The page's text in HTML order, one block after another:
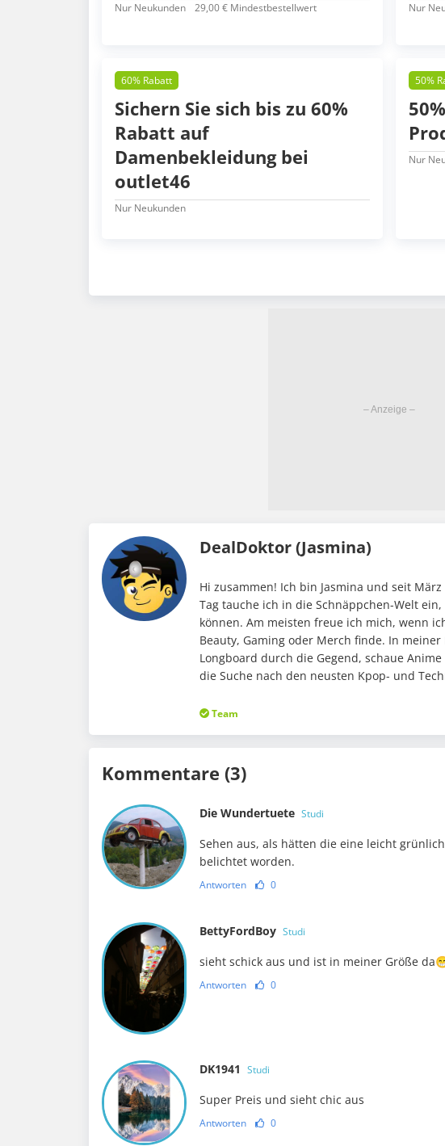
Nur Neukunden 29,00 € Mindestbestellwert Nur
60% Rabatt
Sichern Sie sich bis zu 60%
Rabatt auf
Damenbekleidung bei
outlet46
Nur Neukunden
50%
Nur
DealDoktor (Jasmina)
Hi zusammen! Ich bin Jasmina und seit
Tag tauche ich in die Schnäppchen-Welt
können. Am meisten freue ich mich, wenn
Beauty, Gaming oder Merch finde. In
Longboard durch die Gegend, schaue
die Suche nach den neusten Kpop- und
Team
Kommentare (3)
Die Wundertuete Studi
Sehen aus, als hätten die eine leicht
belichtet worden.
Antworten 0
BettyFordBoy Studi
sieht schick aus und ist in meiner Größe
Antworten 0
DK1941 Studi
Super Preis und sieht chic aus
Antworten 0